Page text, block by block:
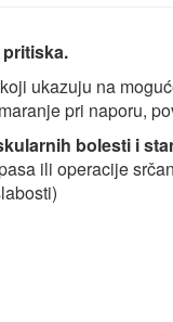
ukazuju na
pri naporu,
bolesti i
ili operacije